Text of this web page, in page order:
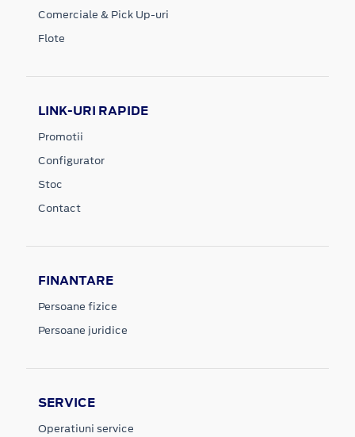
Comerciale & Pick Up-uri
Flote
LINK-URI RAPIDE
Promotii
Configurator
Stoc
Contact
FINANTARE
Persoane fizice
Persoane juridice
SERVICE
Operatiuni service